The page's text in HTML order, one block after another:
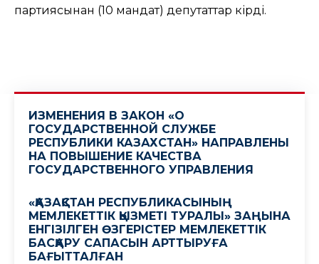
партиясынан (10 мандат) депутаттар кірді.
ИЗМЕНЕНИЯ В ЗАКОН «О
ГОСУДАРСТВЕННОЙ СЛУЖБЕ
РЕСПУБЛИКИ КАЗАХСТАН» НАПРАВЛЕНЫ
НА ПОВЫШЕНИЕ КАЧЕСТВА
ГОСУДАРСТВЕННОГО УПРАВЛЕНИЯ
«ҚАЗАҚСТАН РЕСПУБЛИКАСЫНЫҢ
МЕМЛЕКЕТТІК ҚЫЗМЕТІ ТУРАЛЫ» ЗАҢЫНА
ЕНГІЗІЛГЕН ӨЗГЕРІСТЕР МЕМЛЕКЕТТІК
БАСҚАРУ САПАСЫН АРТТЫРУҒА
БАҒЫТТАЛҒАН